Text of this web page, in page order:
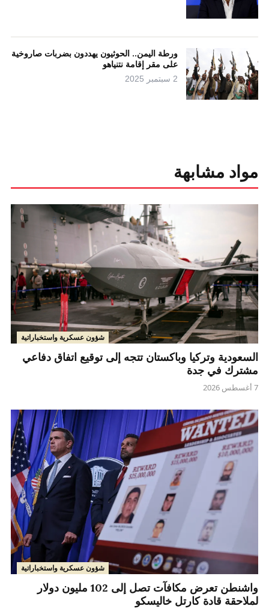
ورطة اليمن.. الحوثيون يهددون بضربات صاروخية
على مقر إقامة نتنياهو
2 سبتمبر 2025
مواد مشابهة
شؤون عسكرية واستخباراتية
السعودية وتركيا وباكستان تتجه إلى توقيع اتفاق دفاعي
مشترك في جدة
7 أغسطس 2026
شؤون عسكرية واستخباراتية
واشنطن تعرض مكافآت تصل إلى 102 مليون دولار
لملاحقة قادة كارتل خاليسكو